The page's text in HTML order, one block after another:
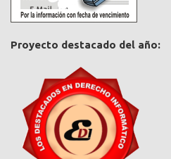
Proyecto destacado del año: